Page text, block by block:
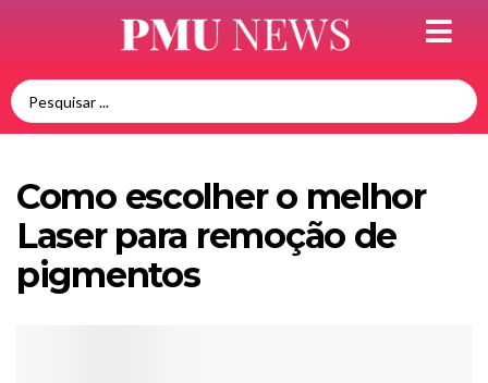
Como escolher o melhor
Laser para remoção de
pigmentos